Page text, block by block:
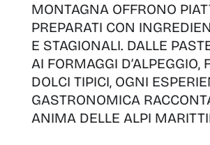
MONTAGNA OFFRONO
PREPARATI CON
E STAGIONALI. DALLE
AI FORMAGGI D’ALPEGGIO,
DOLCI TIPICI, OGNI
GASTRONOMICA
ANIMA DELLE ALPI